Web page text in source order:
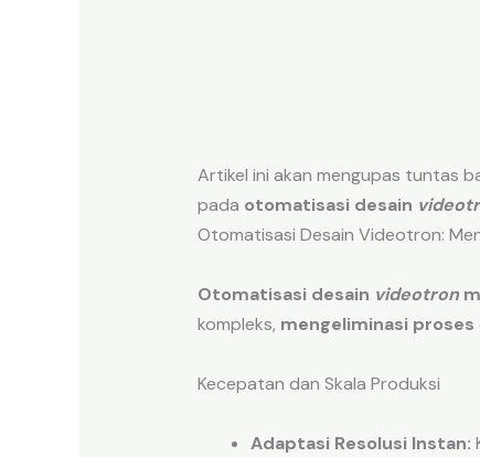
Artikel ini akan mengupas tuntas
pada otomatisasi desain
Otomatisasi Desain Videotron:
Otomatisasi desain videotron
kompleks, mengeliminasi proses
Kecepatan dan Skala Produksi
Adaptasi Resolusi Instan: